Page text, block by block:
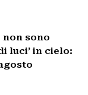
non sono
luci’ in cielo: